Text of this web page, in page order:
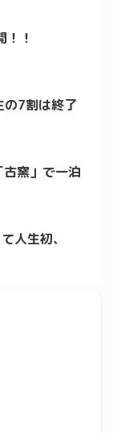
！
の7割は終了
古窯」で一泊
人生初、